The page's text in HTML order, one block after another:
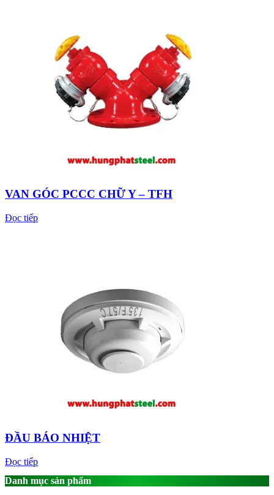
VAN GÓC PCCC CHỮ Y – TFH
Đọc tiếp
ĐẦU BÁO NHIỆT
Đọc tiếp
Danh mục sản phẩm